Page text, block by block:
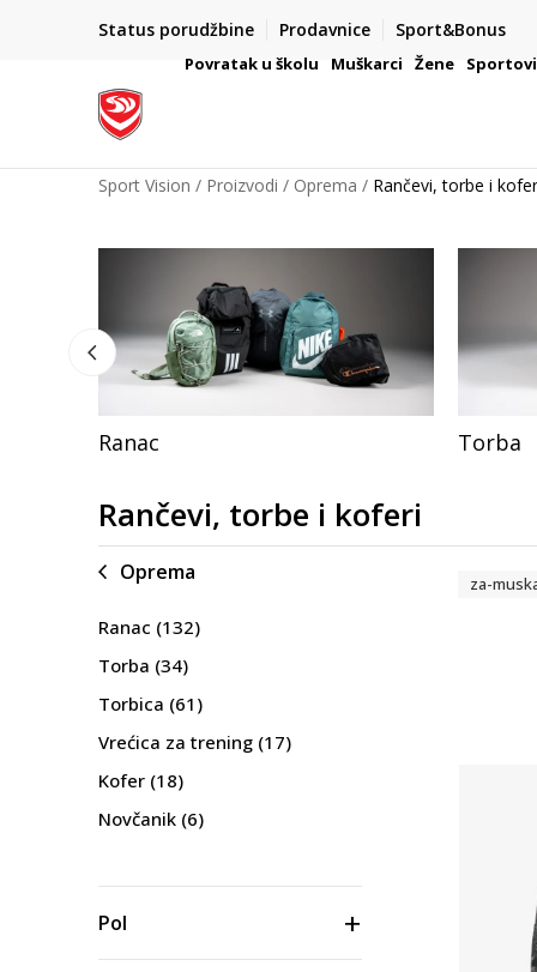
Status porudžbine Prodavnice Sport&Bonus
VAŽNO OBAVEŠTENJE ZA POTROŠAČE
Povratak u školu Muškarci Žene Sportovi
Sport Vision Proizvodi Oprema Rančevi, torbe i
Ranac Torba
Rančevi, torbe i koferi
Oprema
Ranac (132)
Torba (34)
Torbica (61)
Vrećica za trening (17)
Kofer (18)
Novčanik (6)
Pol
za-